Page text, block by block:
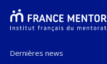
Dernières news